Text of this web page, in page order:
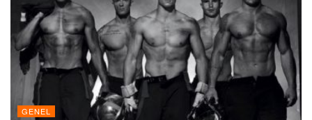
GENEL